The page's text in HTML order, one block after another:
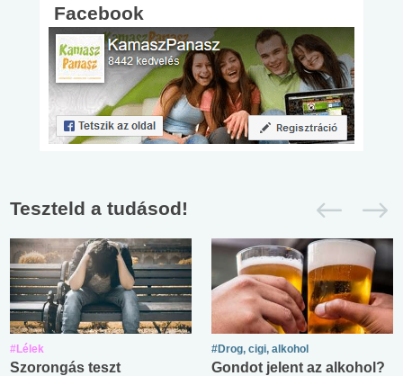
Facebook
Teszteld a tudásod!
#Lélek
Szorongás teszt
#Drog, cigi, alkohol
Gondot jelent az alkohol?